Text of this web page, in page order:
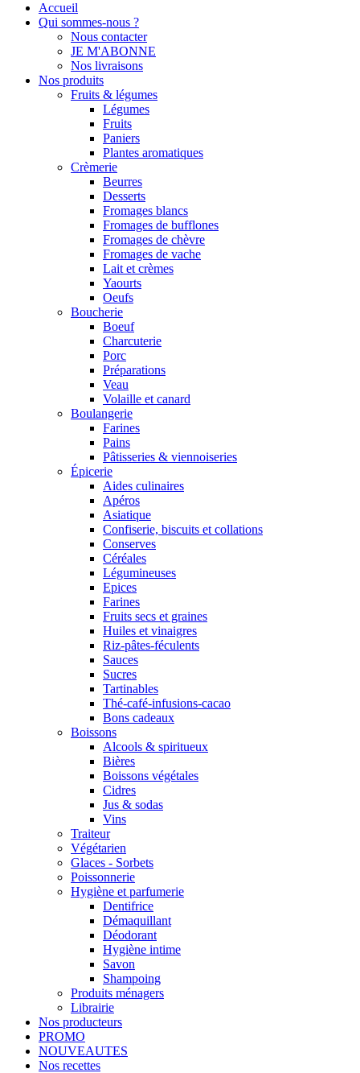
Accueil
Qui sommes-nous ?
Nous contacter
JE M'ABONNE
Nos livraisons
Nos produits
Fruits & légumes
Légumes
Fruits
Paniers
Plantes aromatiques
Crèmerie
Beurres
Desserts
Fromages blancs
Fromages de bufflones
Fromages de chèvre
Fromages de vache
Lait et crèmes
Yaourts
Oeufs
Boucherie
Boeuf
Charcuterie
Porc
Préparations
Veau
Volaille et canard
Boulangerie
Farines
Pains
Pâtisseries & viennoiseries
Épicerie
Aides culinaires
Apéros
Asiatique
Confiserie, biscuits et collations
Conserves
Céréales
Légumineuses
Epices
Farines
Fruits secs et graines
Huiles et vinaigres
Riz-pâtes-féculents
Sauces
Sucres
Tartinables
Thé-café-infusions-cacao
Bons cadeaux
Boissons
Alcools & spiritueux
Bières
Boissons végétales
Cidres
Jus & sodas
Vins
Traiteur
Végétarien
Glaces - Sorbets
Poissonnerie
Hygiène et parfumerie
Dentifrice
Démaquillant
Déodorant
Hygiène intime
Savon
Shampoing
Produits ménagers
Librairie
Nos producteurs
PROMO
NOUVEAUTES
Nos recettes